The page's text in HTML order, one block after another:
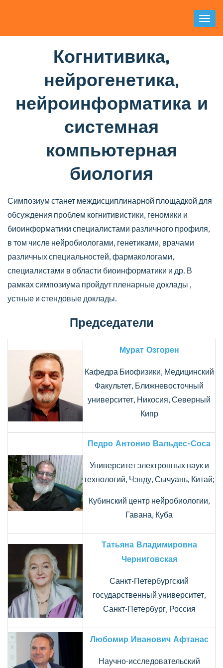
Toggle
Когнитивика,
нейрогенетика,
нейроинформатика и
системная
компьютерная
биология
Симпозиум станет междисциплинарной площадкой для
обсуждения проблем когнитивистики, геномики и
биоинформатики специалистами различного профиля,
в том числе нейробиологами, генетиками, врачами
различных специальностей, фармакологами,
специалистами в области биоинформатики и др. В
рамках симпозиума пройдут пленарные доклады ,
устные и стендовые доклады.
Председатели
Мурат Озгорен
Кафедра Биофизики, Медицинский
Факультет, Ближневосточный
университет, Никосия, Северный
Кипр
Педро Антонио Вальдес-Соса
Университет электронных наук и
технологий, Чэнду, Сычуань, Китай;
Кубинский центр нейробиологии,
Гавана, Куба
Татьяна Владимировна
Черниговская
Санкт-Петербургский
государственный университет,
Санкт-Петербург, Россия
Любомир Иванович Афтанас
Научно-исследовательский